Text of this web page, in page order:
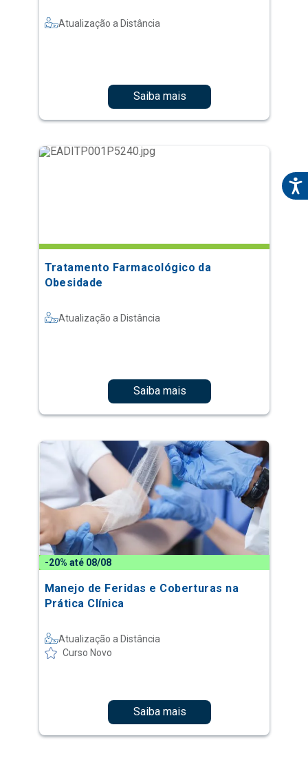
Atualização a Distância
Saiba mais
Tratamento Farmacológico da
Obesidade
Atualização a Distância
Saiba mais
-20% até 08/08
Manejo de Feridas e Coberturas na
Prática Clínica
Atualização a Distância
Curso Novo
Saiba mais